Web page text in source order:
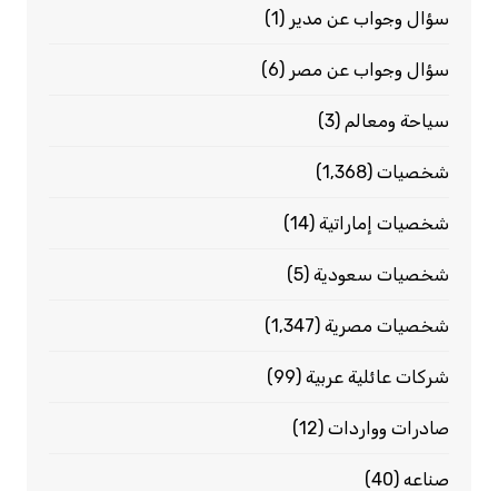
سؤال وجواب عن مدير (1)
سؤال وجواب عن مصر (6)
سياحة ومعالم (3)
شخصيات(1٬368)
شخصيات إماراتية(14)
شخصيات سعودية(5)
شخصيات مصرية(1٬347)
شركات عائلية عربية(99)
صادرات وواردات(12)
صناعه(40)